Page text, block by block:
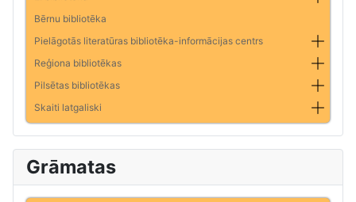
Bērnu bibliotēka
Pielāgotās literatūras bibliotēka-informācijas centrs
Reģiona bibliotēkas
Pilsētas bibliotēkas
Skaiti latgaliski
Grāmatas